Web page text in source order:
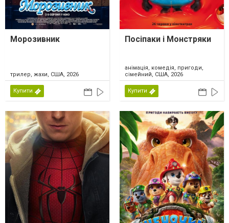
Морозивник
трилер, жахи, США, 2026
Купити
Посіпаки і Монстряки
анімація, комедія, пригоди,
сімейний, США, 2026
Купити